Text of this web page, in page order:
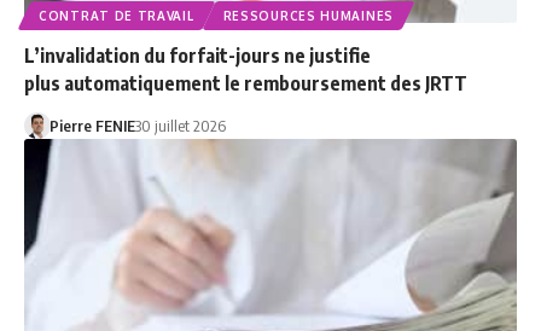
CONTRAT DE TRAVAIL RESSOURCES HUMAINES
L’invalidation du forfait-jours ne justifie
plus automatiquement le remboursement des JRTT
Pierre FENIE30 juillet 2026